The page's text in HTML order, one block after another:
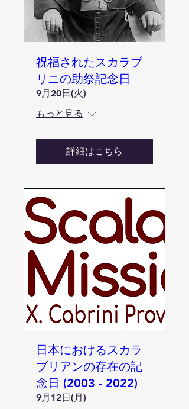
祝福されたスカラブ
リニの助祭記念日
9月20日(火)
もっと見る
詳細はこちら
日本におけるスカラ
ブリアンの存在の記
念日 (2003 - 2022)
9月12日(月)